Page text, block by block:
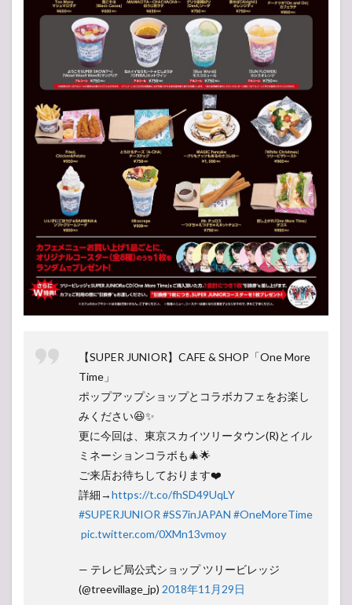
【SUPER JUNIOR】CAFE & SHOP「One More
Time」
ポップアップショップとコラボカフェをお楽し
みください😆✨
更に今回は、東京スカイツリータウン(R)とイル
ミネーションコラボも🎄🌟
ご来店お待ちしております❤️
詳細→https://t.co/fhSD49UqLY
#SUPERJUNIOR #SS7inJAPAN #OneMoreTime
pic.twitter.com/0XMn13vmoy
— テレビ局公式ショップ ツリービレッジ
(@treevillage_jp) 2018年11月29日